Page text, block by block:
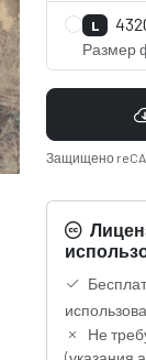
L
Размер
Защищено
Не